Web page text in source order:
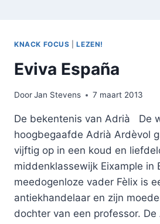
KNACK FOCUS |LEZEN!
Eviva España
DoorJan Stevens 7 maart 2013
De bekentenis van Adrià De
hoogbegaafde Adrià Ardèvol
vijftig op in een koud en
middenklassewijk Eixample in
meedogenloze vader Fèlix is
antiekhandelaar en zijn
dochter van een professor.